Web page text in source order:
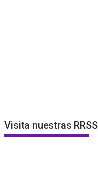
Visita nuestras RRSS